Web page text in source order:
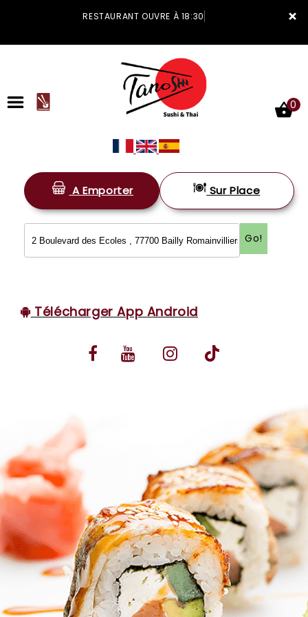
×
RESTAURANT OUVRE À 18:30
ACCUEIL
LA CARTE
VOS AVIS
MENTIONS LÉGALES
0
A Emporter Sur Place
Go!
Télécharger App Android